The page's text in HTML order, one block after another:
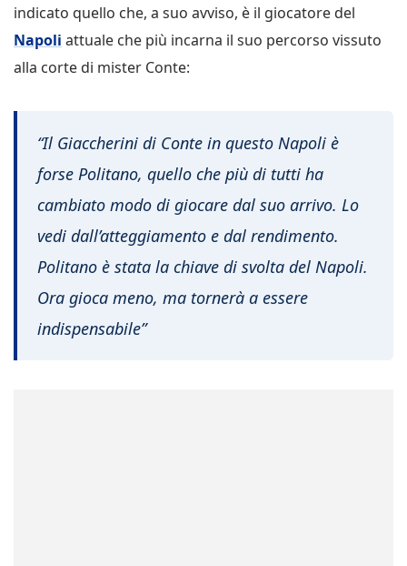
indicato quello che, a suo avviso, è il giocatore del
Napoli attuale che più incarna il suo percorso vissuto
alla corte di mister Conte:
“Il Giaccherini di Conte in questo Napoli è
forse Politano, quello che più di tutti ha
cambiato modo di giocare dal suo arrivo. Lo
vedi dall’atteggiamento e dal rendimento.
Politano è stata la chiave di svolta del Napoli.
Ora gioca meno, ma tornerà a essere
indispensabile”